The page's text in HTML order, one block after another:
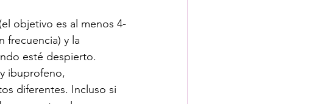
objetivo es al menos 4-
frecuencia) y la
esté despierto.
ibuprofeno,
diferentes. Incluso si